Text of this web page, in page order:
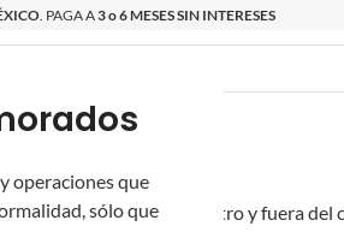
operaciones que
sólo que
. PAGA A3 o 6 MESES SIN INTERESES
COTIZADOR
Novritsch para vestir dentro y fuera del